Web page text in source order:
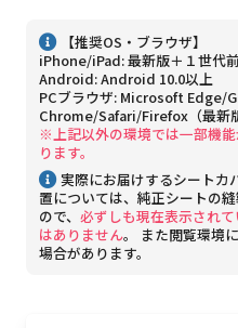
【推奨OS・ブラウザ】
iPhone/iPad: 最新版＋１世代
Android: Android 10.0以上
PCブラウザ: Microsoft Edge/
Chrome/Safari/Firefox（最新
※上記以外の環境では一部機
ります。
実際にお届けするシートカ
置については、純正シートの
ので、 必ずしも現在表示され
はありません。 また閲覧環境
場合があります。